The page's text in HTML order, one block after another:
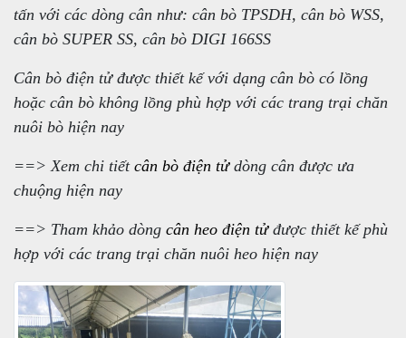
tấn với các dòng cân như: cân bò TPSDH, cân bò WSS,
cân bò SUPER SS, cân bò DIGI 166SS
Cân bò điện tử được thiết kế với dạng cân bò có lồng
hoặc cân bò không lồng phù hợp với các trang trại chăn
nuôi bò hiện nay
==> Xem chi tiết cân bò điện tửdòng cân được ưa
chuộng hiện nay
==> Tham khảo dòng cân heo điện tửđược thiết kế phù
hợp với các trang trại chăn nuôi heo hiện nay